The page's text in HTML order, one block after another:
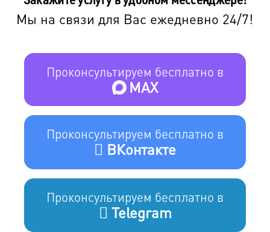
Мы на связи для Вас ежедневно 24/7!
Проконсультируем бесплатно в
MAX
Проконсультируем бесплатно в
ВКонтакте
Проконсультируем бесплатно в
Telegram